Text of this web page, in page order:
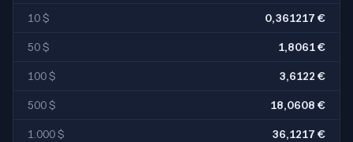
10 $ 0,361217 €
50 $ 1,8061 €
100 $ 3,6122 €
500 $ 18,0608 €
1.000 $ 36,1217 €